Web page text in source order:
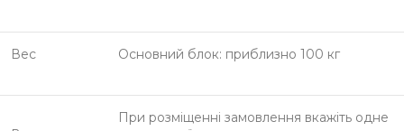
Вес Основний блок: приблизно 100 кг
При розміщенні замовлення вкажіть одне